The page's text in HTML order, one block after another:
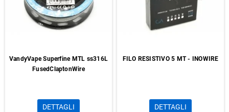
VandyVape Superfine MTL ss316L
FusedClaptonWire
DETTAGLI
FILO RESISTIVO 5 MT - INOWIRE
DETTAGLI